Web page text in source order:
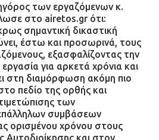
των εργαζόμενων κ.
στο airetos.gr ότι:
σημαντική δικαστική
έστω και προσωρινά, τους
εξασφαλίζοντας την
για αρκετά χρόνια και
στη διαμόρφωση ακόμη πιο
πεδίο της ορθής και
των
συμβάσεων
ορισμένου χρόνου στους
Αυτοδιοίκησης και στον